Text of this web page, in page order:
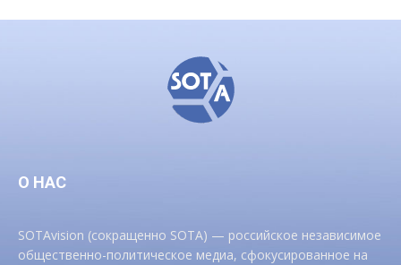
О НАС
SOTAvision (сокращенно SOTA) — российское независимое
общественно-политическое медиа, сфокусированное на